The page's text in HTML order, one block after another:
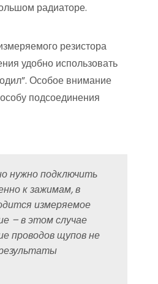
радиаторе.
резистора
удобно использовать
Особое внимание
подсоединения
нужно подключить
к зажимам, в
измеряемое
– в этом случае
проводов щупов не